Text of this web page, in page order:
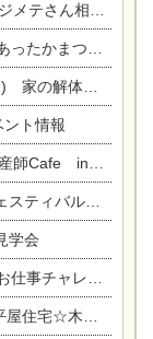
を建てる際の注意点』
リフォームまつり
んでも相談会
ト情報
in東陽住建
☆一宮市民会館
学会
チャレンジ
家完成見学会